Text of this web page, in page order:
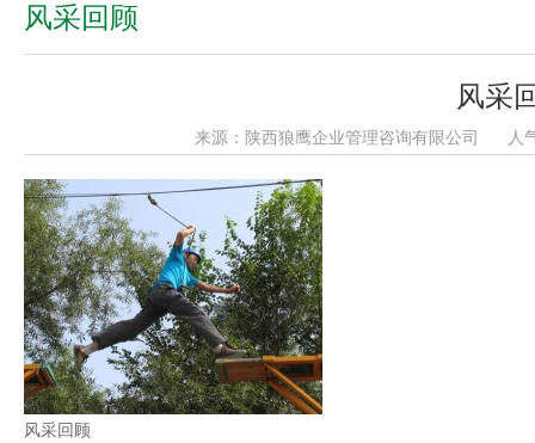
风采回顾
风采
来源：陕西狼鹰企业管理咨询有限公司 人
风采回顾